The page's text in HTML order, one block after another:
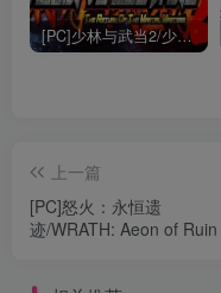
[PC]少林与武当2/少林vs武当2/Shaolin vs Wutang 2
上一篇
[PC]怒火：永恒遗
迹/WRATH: Aeon of Ruin